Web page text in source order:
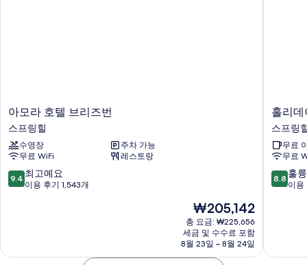
아
모
라
호
텔
브
리
힐
아모라 호텔 브리즈번
스프링힐
수영장
주차 가능
무료 WiFi
레스토랑
10
점
최
9.4 최고예요
이용 후기 1,543개
현
재
요
금
₩205,142
₩205,142
총 요금: ₩225,656
세금 및 수수료 포함
8월 23일 ~ 8월 24일
홀
리
데
이
인
익
스
즈
홀리
스프링
무료
무료
10
점
훌
8.8 훌
이용